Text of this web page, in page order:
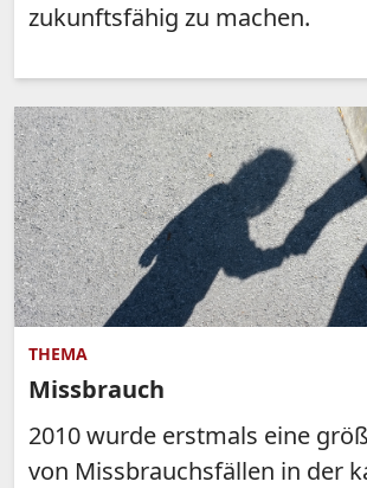
zukunftsfähig zu machen.
THEMA
Missbrauch
2010 wurde erstmals eine
von Missbrauchsfällen in der